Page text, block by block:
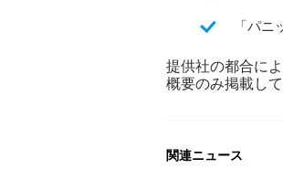
「パ
提供社の都合に
概要のみ掲載して
関連ニュース